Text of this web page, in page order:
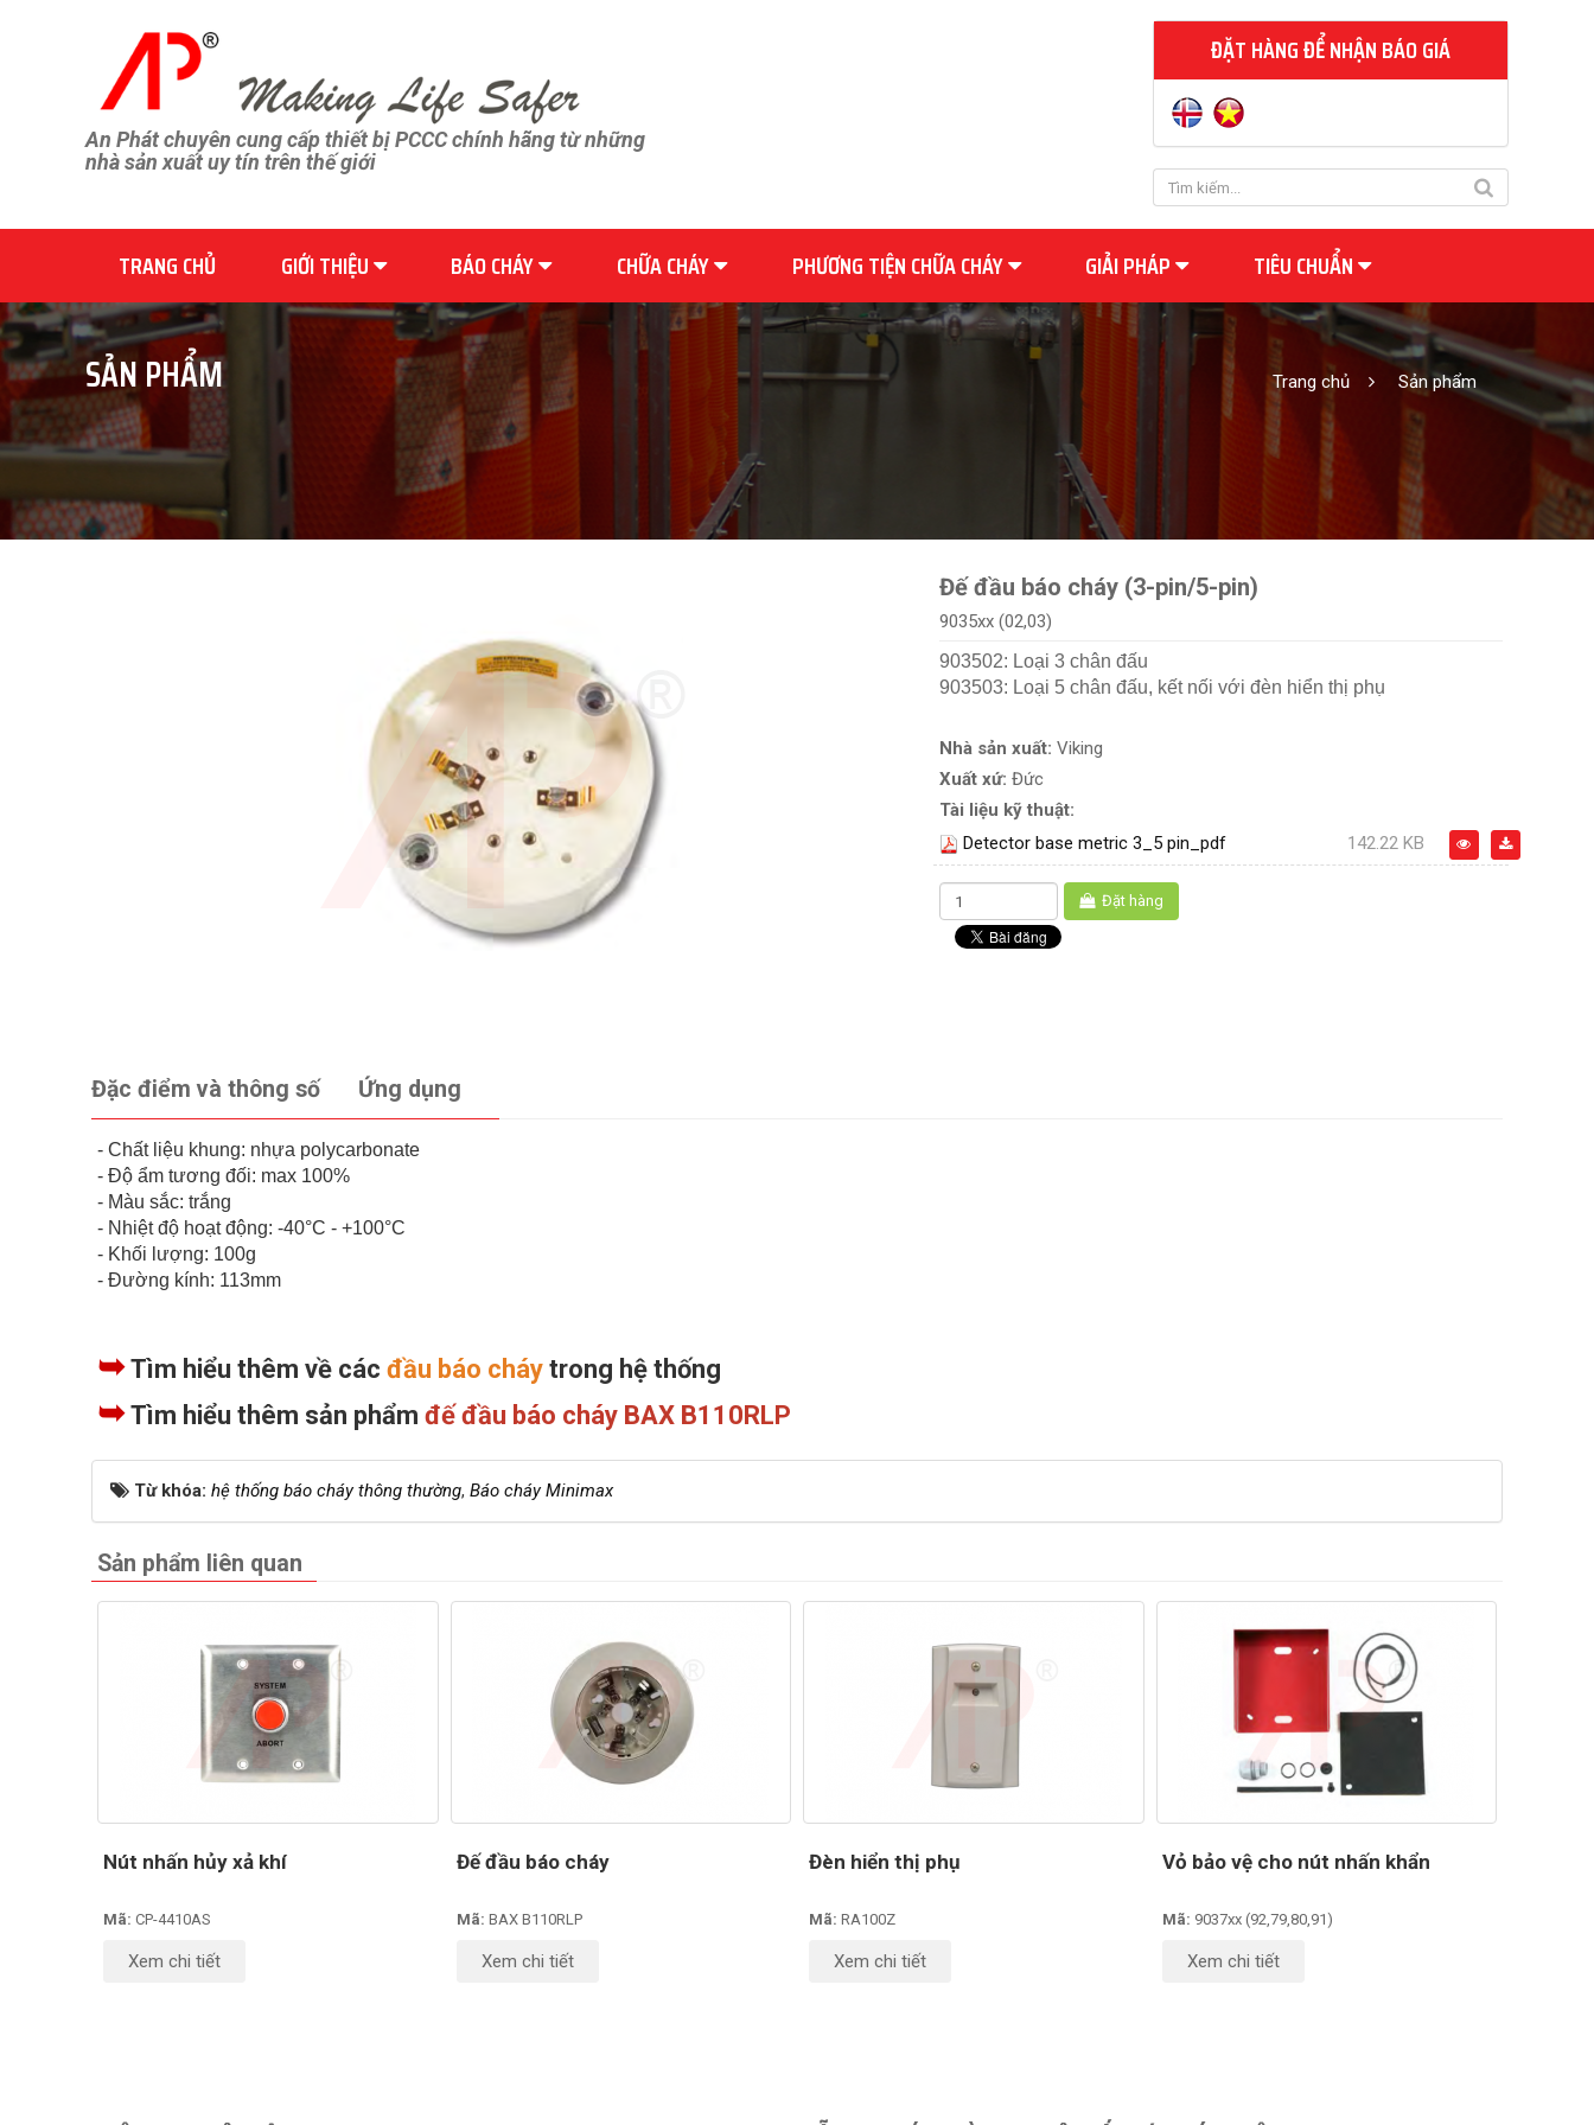
An Phát chuyên cung cấp thiết bị PCCC chính hãng từ những
nhà sản xuất uy tín trên thế giới
ĐẶT HÀNG ĐỂ NHẬN BÁO GIÁ
TRANG CHỦ GIỚI THIỆU BÁO CHÁY CHỮA CHÁY PHƯƠNG TIỆN CHỮA CHÁY GIẢI PHÁP TIÊU CHUẨN
SẢN PHẨM Trang chủ Sản phẩm
Đế đầu báo cháy (3-pin/5-pin)
9035xx (02,03)
903502: Loại 3 chân đấu
903503: Loại 5 chân đấu, kết nối với đèn hiển thị phụ
Nhà sản xuất: Viking
Xuất xứ: Đức
Tài liệu kỹ thuật:
Detector base metric 3_5 pin_pdf
142.22 KB
Đặt hàng
Đặc điểm và thông số Ứng dụng
- Chất liệu khung: nhựa polycarbonate
- Độ ẩm tương đối: max 100%
- Màu sắc: trắng
- Nhiệt độ hoạt động: -40°C - +100°C
- Khối lượng: 100g
- Đường kính: 113mm
➥Tìm hiểu thêm về các đầu báo cháy trong hệ thống
➥Tìm hiểu thêm sản phẩm đế đầu báo cháy BAX B110RLP
Từ khóa: hệ thống báo cháy thông thường, Báo cháy Minimax
Sản phẩm liên quan
Nút nhấn hủy xả khí
Mã: CP-4410AS
Xem chi tiết
Đế đầu báo cháy
Mã: BAX B110RLP
Xem chi tiết
Đèn hiển thị phụ
Mã: RA100Z
Xem chi tiết
Vỏ bảo vệ cho nút nhấn khẩn
Mã: 9037xx (92,79,80,91)
Xem chi tiết